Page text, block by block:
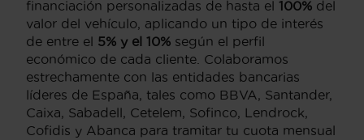
financiación personalizadas de hasta el 100% del
valor del vehículo, aplicando un tipo de interés
de entre el 5% y el 10% según el perfil
económico de cada cliente. Colaboramos
estrechamente con las entidades bancarias
líderes de España, tales como BBVA, Santander,
Caixa, Sabadell, Cetelem, Sofinco, Lendrock,
Cofidis y Abanca para tramitar tu cuota mensual